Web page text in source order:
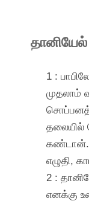
1 :
முதலாம்
தலையில்
கண்டான்.
எழுதி,
2 :
எனக்கு